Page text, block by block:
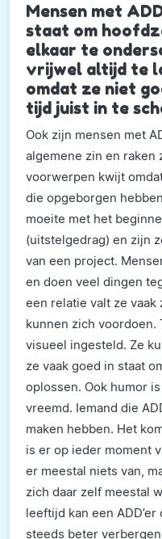
Mensen met
staat om
elkaar te
vrijwel altijd te
omdat ze niet
tijd juist in te
Ook zijn mensen met
algemene zin en raken
voorwerpen kwijt
die opgeborgen
moeite met het
(uitstelgedrag) en zijn
van een project.
en doen veel dingen
een relatie valt ze vaak
kunnen zich
visueel ingesteld. Ze
ze vaak goed in staat
oplossen. Ook humor
vreemd. Iemand die
maken hebben. Het
is er op ieder moment
er meestal niets van,
zich daar zelf meestal
leeftijd kan een
steeds beter